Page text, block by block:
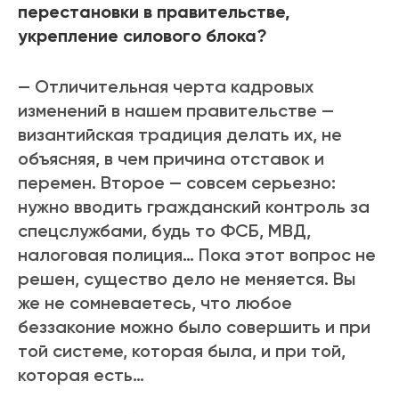
перестановки в правительстве,
укрепление силового блока?
— Отличительная черта кадровых
изменений в нашем правительстве —
византийская традиция делать их, не
объясняя, в чем причина отставок и
перемен. Второе — совсем серьезно:
нужно вводить гражданский контроль за
спецслужбами, будь то ФСБ, МВД,
налоговая полиция… Пока этот вопрос не
решен, существо дело не меняется. Вы
же не сомневаетесь, что любое
беззаконие можно было совершить и при
той системе, которая была, и при той,
которая есть…